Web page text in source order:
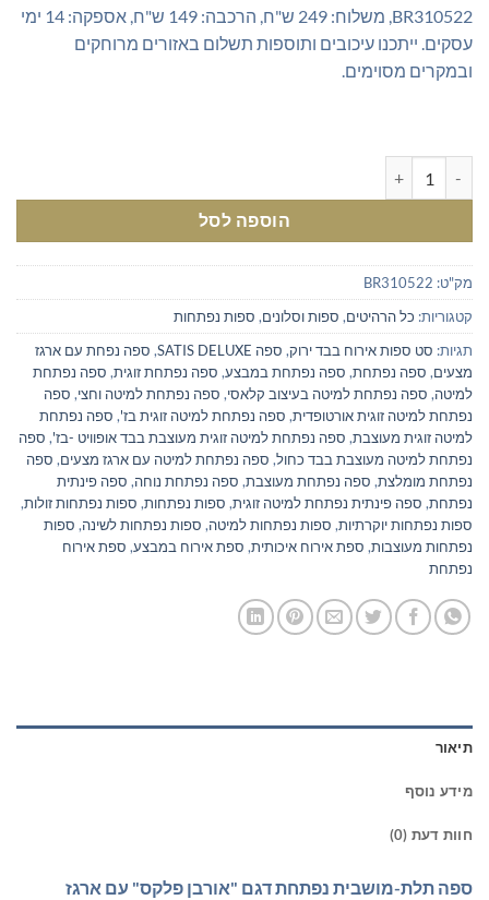
BR310522, משלוח: 249 ש"ח, הרכבה: 149 ש"ח, אספקה: 14 ימי
עסקים. ייתכנו עיכובים ותוספות תשלום באזורים מרוחקים
ובמקרים מסוימים.
הוספה לסל
מק"ט: BR310522
קטגוריות: כל הרהיטים, ספות וסלונים, ספות נפתחות
תגיות: סט ספות אירוח בבד ירוק, ספה SATIS DELUXE , ספה נפחת עם ארגז
מצעים, ספה נפתחת, ספה נפתחת במבצע, ספה נפתחת זוגית, ספה נפתחת
למיטה, ספה נפתחת למיטה בעיצוב קלאסי, ספה נפתחת למיטה וחצי, ספה
נפתחת למיטה זוגית אורטופדית, ספה נפתחת למיטה זוגית בז', ספה נפתחת
למיטה זוגית מעוצבת, ספה נפתחת למיטה זוגית מעוצבת בבד אופוויט -בז', ספה
נפתחת למיטה מעוצבת בבד כחול, ספה נפתחת למיטה עם ארגז מצעים, ספה
נפתחת מומלצת, ספה נפתחת מעוצבת, ספה נפתחת נוחה, ספה פינתית
נפתחת, ספה פינתית נפתחת למיטה זוגית, ספות נפתחות, ספות נפתחות זולות,
ספות נפתחות יוקרתיות, ספות נפתחות למיטה, ספות נפתחות לשינה, ספות
נפתחות מעוצבות, ספת אירוח איכותית, ספת אירוח במבצע, ספת אירוח
נפתחת
תיאור
מידע נוסף
חוות דעת (0)
ספה תלת-מושבית נפתחת דגם "אורבן פלקס" עם ארגז